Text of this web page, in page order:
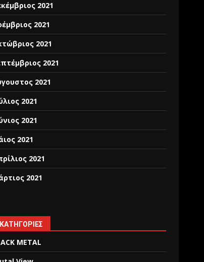
2021
2021
2021
2021
2021
2021
2021
2021
2021
2021
KΑΤΗΓΟΡΊΕΣ
METAL